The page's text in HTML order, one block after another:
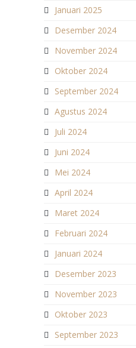
Januari 2025
Desember 2024
November 2024
Oktober 2024
September 2024
Agustus 2024
Juli 2024
Juni 2024
Mei 2024
April 2024
Maret 2024
Februari 2024
Januari 2024
Desember 2023
November 2023
Oktober 2023
September 2023